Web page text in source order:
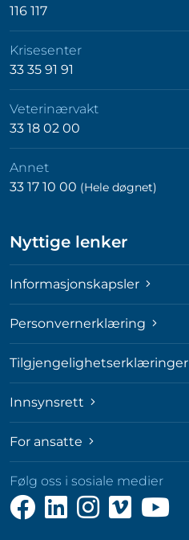
116 117
Krisesenter
33 35 91 91
Veterinærvakt
33 18 02 00
Annet
33 17 10 00 (Hele døgnet)
Nyttige lenker
Informasjonskapsler
Personvernerklæring
Tilgjengelighetserklæringer
Innsynsrett
For ansatte
Følg oss i sosiale medier
Følg
oss
Følg
oss
Følg
oss
Følg
oss
Følg
oss